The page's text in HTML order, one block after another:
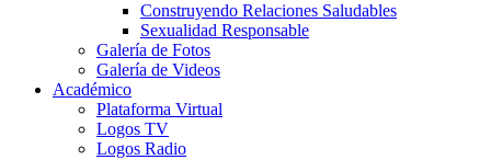
Construyendo Relaciones Saludables
Sexualidad Responsable
Galería de Fotos
Galería de Videos
Académico
Plataforma Virtual
Logos TV
Logos Radio